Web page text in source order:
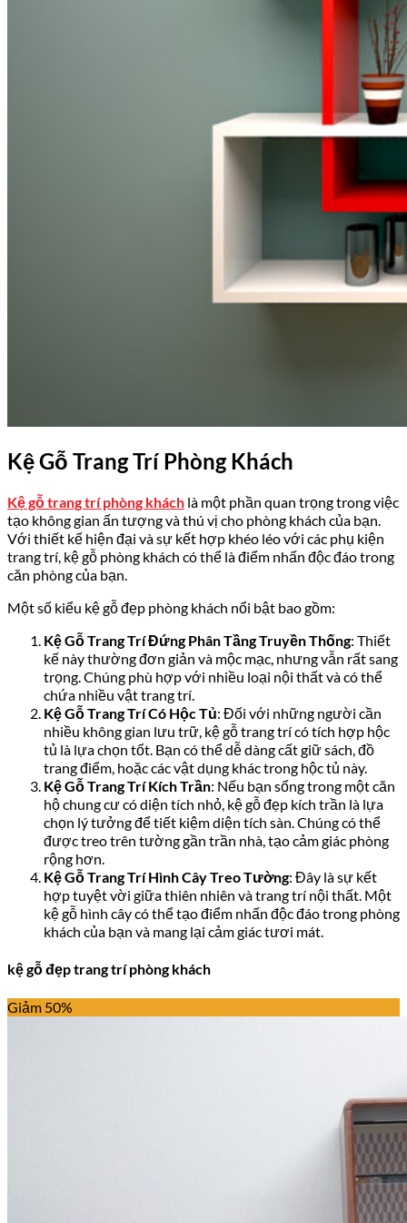
Kệ Gỗ Trang Trí Phòng Khách
Kệ gỗ trang trí phòng khách là một phần quan trọng trong việc
tạo không gian ấn tượng và thú vị cho phòng khách của bạn.
Với thiết kế hiện đại và sự kết hợp khéo léo với các phụ kiện
trang trí, kệ gỗ phòng khách có thể là điểm nhấn độc đáo trong
căn phòng của bạn.
Một số kiểu kệ gỗ đẹp phòng khách nổi bật bao gồm:
Kệ Gỗ Trang Trí Đứng Phân Tầng Truyền Thống: Thiết
kế này thường đơn giản và mộc mạc, nhưng vẫn rất sang
trọng. Chúng phù hợp với nhiều loại nội thất và có thể
chứa nhiều vật trang trí.
Kệ Gỗ Trang Trí Có Hộc Tủ: Đối với những người cần
nhiều không gian lưu trữ, kệ gỗ trang trí có tích hợp hộc
tủ là lựa chọn tốt. Bạn có thể dễ dàng cất giữ sách, đồ
trang điểm, hoặc các vật dụng khác trong hộc tủ này.
Kệ Gỗ Trang Trí Kích Trần: Nếu bạn sống trong một căn
hộ chung cư có diện tích nhỏ, kệ gỗ đẹp kích trần là lựa
chọn lý tưởng để tiết kiệm diện tích sàn. Chúng có thể
được treo trên tường gần trần nhà, tạo cảm giác phòng
rộng hơn.
Kệ Gỗ Trang Trí Hình Cây Treo Tường: Đây là sự kết
hợp tuyệt vời giữa thiên nhiên và trang trí nội thất. Một
kệ gỗ hình cây có thể tạo điểm nhấn độc đáo trong phòng
khách của bạn và mang lại cảm giác tươi mát.
kệ gỗ đẹp trang trí phòng khách
Giảm 50%